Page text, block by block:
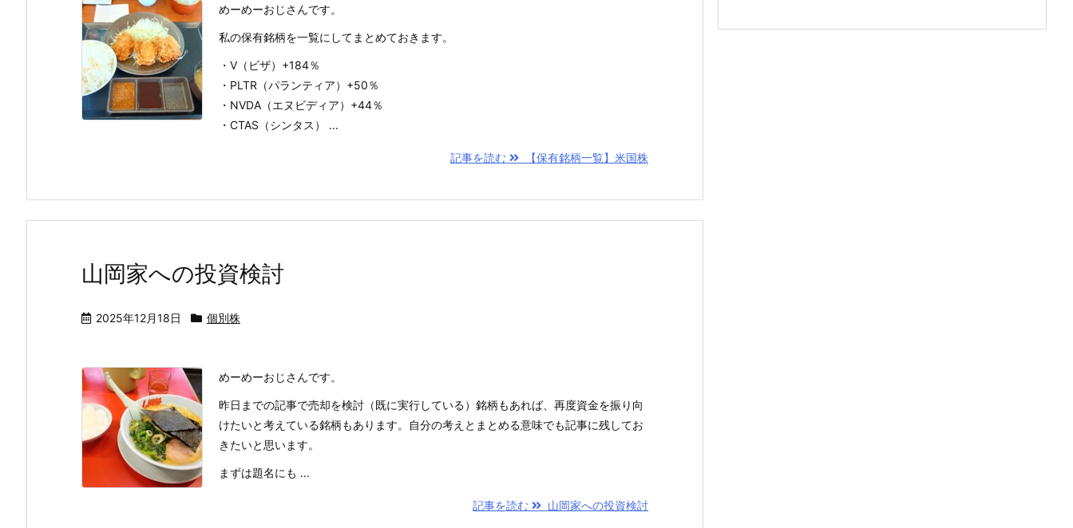
めーめーおじさんです。
私の保有銘柄を一覧にしてまとめておきます。
・V（ビザ）+184％
・PLTR（パランティア）+50％
・NVDA（エヌビディア）+44％
・CTAS（シンタス） ...
記事を読む 【保有銘柄一覧】米国株
山岡家への投資検討
2025年12月18日 個別株
めーめーおじさんです。
昨日までの記事で売却を検討（既に実行している）銘柄もあれば、再度資金を振り向
けたいと考えている銘柄もあります。自分の考えとまとめる意味でも記事に残してお
きたいと思います。
まずは題名にも ...
記事を読む 山岡家への投資検討